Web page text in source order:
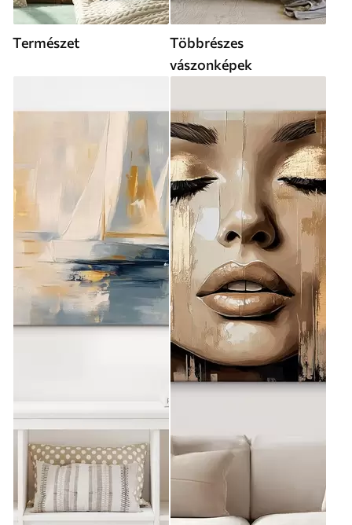
Természet
Többrészes
vászonképek